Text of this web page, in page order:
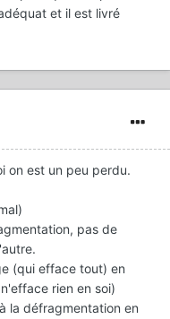
et il est livré
on est un peu perdu.
pas de
(qui efface tout) en
rien en soi)
la défragmentation en